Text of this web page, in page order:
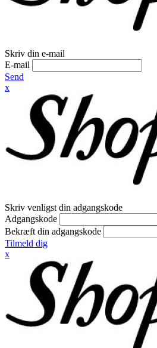
Skriv din e-mail
E-mail
Send
x
Skriv venligst din adgangskode
Adgangskode
Bekræft din adgangskode
Tilmeld dig
x